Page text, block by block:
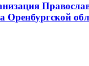
Оренбургской